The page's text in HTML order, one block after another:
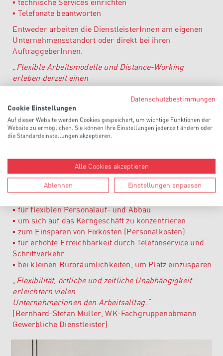
▪ Telefonate beantworten
Entweder arbeiten die DienstleisterInnen am eigenen
Unternehmensstandort oder direkt bei ihren
AuftraggeberInnen.
„Flexible Arbeitsmodelle und Distance-Working
erleben derzeit einen
Aufschwung. Auch die Covid-19-Pandemie hat diese
(Romana Künig, Berufsgruppensprecherin
Büroservice)
UnternehmerInnen Büroservices nutzen. Warum?
▪zum Ausgleich von Personalausfällen (Krankheit,
Karenzen, Urlaub etc.)
▪für flexiblen Personalauf- und Abbau
▪ um sich auf das Kerngeschäft zu konzentrieren
▪ zum Einsparen von Fixkosten (Personalkosten)
▪ für erhöhte Erreichbarkeit durch Telefonservice und
Schriftverkehr
▪ bei kleinen Büroräumlichkeiten, um Platz einzusparen
„Flexibilität, örtliche und zeitliche Unabhängigkeit
erleichtern vielen
UnternehmerInnen den Arbeitsalltag.“
(Bernhard-Stefan Müller, WK-Fachgruppenobmann
Gewerbliche Dienstleister)
Datenschutzbestimmungen
Cookie Einstellungen
Auf dieser Website werden Cookies gespeichert, um wichtige Funktionen der
Website zu ermöglichen. Sie können Ihre Einstellungen jederzeit ändern oder
die Standardeinstellungen akzeptieren.
Alle Cookies akzeptieren
Ablehnen Einstellungen anpassen